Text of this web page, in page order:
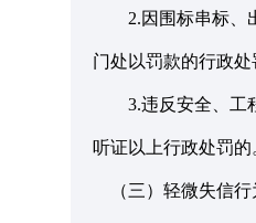
2.因围标串标、出
门处以罚款的行政处
3.违反安全、工程
听证以上行政处罚的
（三）轻微失信行